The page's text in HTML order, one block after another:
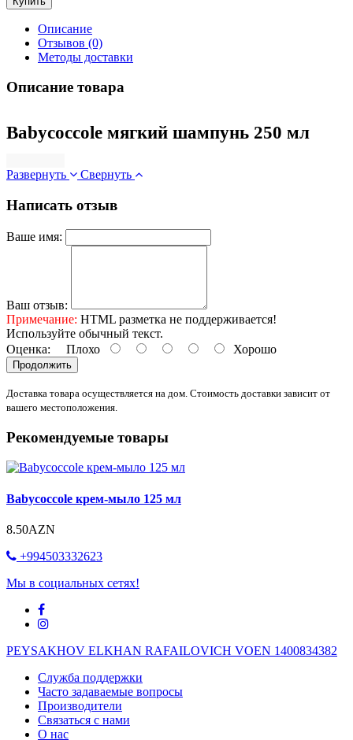
Описание
Отзывов (0)
Методы доставки
Описание товара
Babycoccole мягкий шампунь 250 мл
Развернуть Свернуть
Написать отзыв
Ваше имя:
Ваш отзыв:
Примечание: HTML разметка не поддерживается!
Используйте обычный текст.
Оценка: Плохо Хорошо
Продолжить
Доставка товара осуществляется на дом. Стоимость доставки зависит от
вашего местоположения.
Рекомендуемые товары
Babycoccole крем-мыло 125 мл
8.50AZN
+994503332623
Мы в социальных сетях!
PEYSAKHOV ELKHAN RAFAILOVICH VOEN 1400834382
Служба поддержки
Часто задаваемые вопросы
Производители
Связаться с нами
О нас